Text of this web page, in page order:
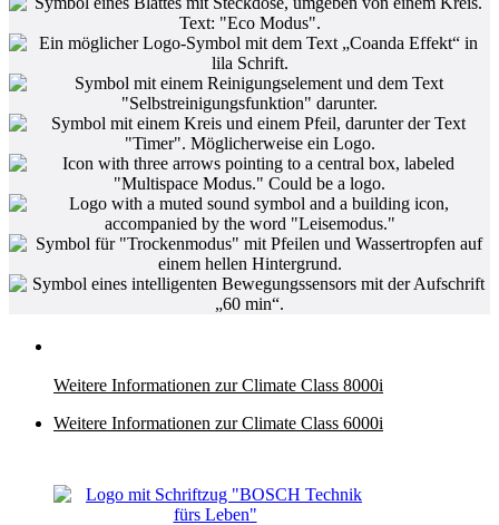
Weitere Informationen zur Climate Class 8000i
Weitere Informationen zur Climate Class 6000i